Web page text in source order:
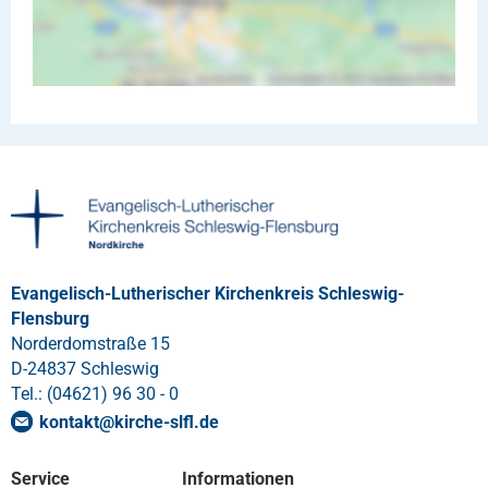
Evangelisch-Lutherischer Kirchenkreis Schleswig-
Flensburg
Norderdomstraße 15
D-24837 Schleswig
Tel.: (04621) 96 30 - 0
kontakt@kirche-slfl.de
Service
Informationen